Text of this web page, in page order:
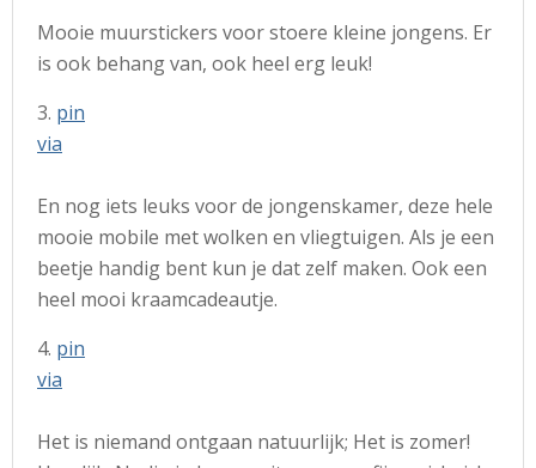
Mooie muurstickers voor stoere kleine jongens. Er
is ook behang van, ook heel erg leuk!
3. pin
via
En nog iets leuks voor de jongenskamer, deze hele
mooie mobile met wolken en vliegtuigen. Als je een
beetje handig bent kun je dat zelf maken. Ook een
heel mooi kraamcadeautje.
4. pin
via
Het is niemand ontgaan natuurlijk; Het is zomer!